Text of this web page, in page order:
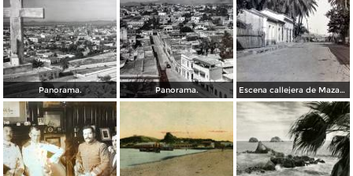
Panorama. Panorama. Escena callejera de Mazatlán, Sinaloa. ( Circulada el 12 de Marzo de 1921 ).